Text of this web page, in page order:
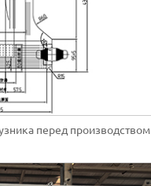
перед производством